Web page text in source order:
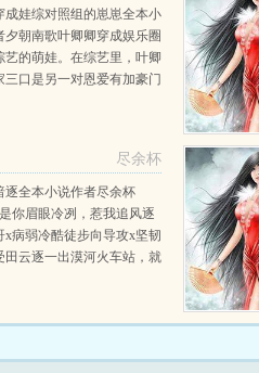
成娃综对照组的崽崽全本小
夕朝南歌叶卿卿穿成娱乐圈
艺的萌娃。在综艺里，叶卿
三口是另一对恩爱有加豪门
尽余杯
逐全本小说作者尽余杯
你眉眼冷冽，惹我追风逐
x病弱冷酷徒步向导攻x坚韧
田云逐一出漠河火车站，就
雪，还有香烟缭绕...